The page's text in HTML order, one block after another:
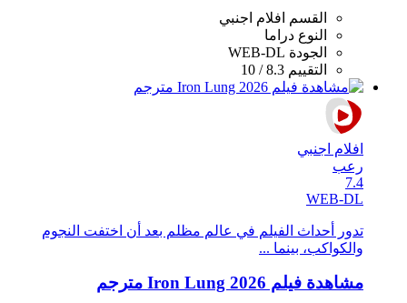
القسم
افلام اجنبي
النوع دراما
الجودة WEB-DL
التقييم 8.3 / 10
افلام اجنبي
رعب
7.4
WEB-DL
تدور أحداث الفيلم في عالم مظلم بعد أن اختفت النجوم
والكواكب، بينما ...
مشاهدة فيلم Iron Lung 2026 مترجم